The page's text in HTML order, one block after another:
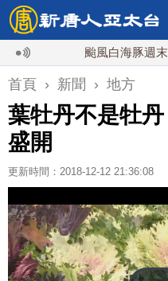
颱風白海豚週末最接
首頁 › 新聞 › 地方
葉牡丹不是牡
盛開
更新時間：2018-12-12 21:36:08